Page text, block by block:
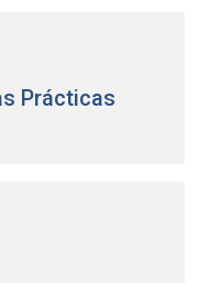
Prácticas